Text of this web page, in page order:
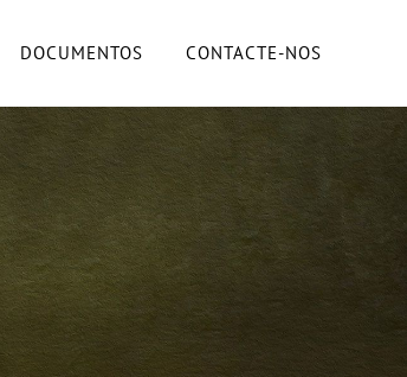
DOCUMENTOS CONTACTE-NOS